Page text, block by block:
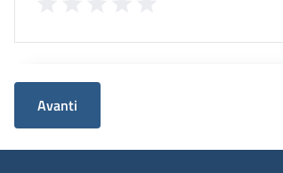
Avanti